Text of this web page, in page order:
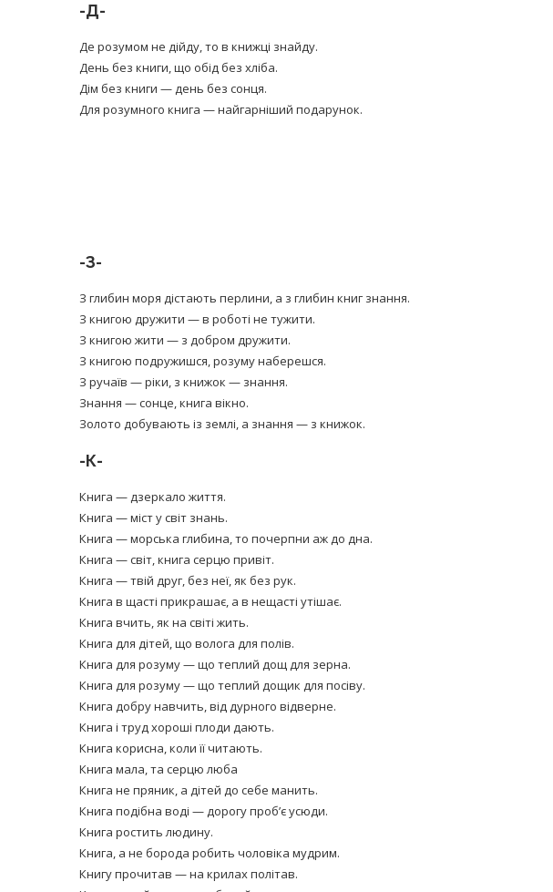
-Д-
Де розумом не дійду, то в книжці знайду.
День без книги, що обід без хліба.
Дім без книги — день без сонця.
Для розумного книга — найгарніший подарунок.
-З-
З глибин моря дістають перлини, а з глибин книг знання.
З книгою дружити — в роботі не тужити.
З книгою жити — з добром дружити.
З книгою подружишся, розуму наберешся.
З ручаїв — ріки, з книжок — знання.
Знання — сонце, книга вікно.
Золото добувають із землі, а знання — з книжок.
-К-
Книга — дзеркало життя.
Книга — міст у світ знань.
Книга — морська глибина, то почерпни аж до дна.
Книга — світ, книга серцю привіт.
Книга — твій друг, без неї, як без рук.
Книга в щасті прикрашає, а в нещасті утішає.
Книга вчить, як на світі жить.
Книга для дітей, що волога для полів.
Книга для розуму — що теплий дощ для зерна.
Книга для розуму — що теплий дощик для посіву.
Книга добру навчить, від дурного відверне.
Книга і труд хороші плоди дають.
Книга корисна, коли її читають.
Книга мала, та серцю люба
Книга не пряник, а дітей до себе манить.
Книга подібна воді — дорогу проб’є усюди.
Книга ростить людину.
Книга, а не борода робить чоловіка мудрим.
Книгу прочитав — на крилах політав.